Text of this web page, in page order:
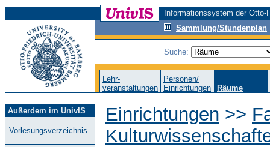
Informationssystem der
Sammlung/Stundenplan
Suche:
Lehr-
veranstaltungen
Personen/
Einrichtungen
Räume
Außerdem im UnivIS
Vorlesungsverzeichnis
Einrichtungen >>